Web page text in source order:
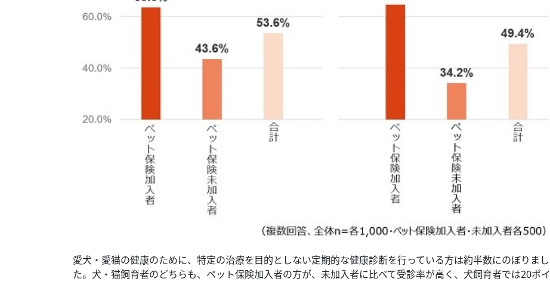
愛犬・愛猫の健康のために、特定の治療を目的としない定期的な健康診断を行っている方は約半数にのぼりまし
た。犬・猫飼育者のどちらも、ペット保険加入者の方が、未加入者に比べて受診率が高く、犬飼育者では20ポイ